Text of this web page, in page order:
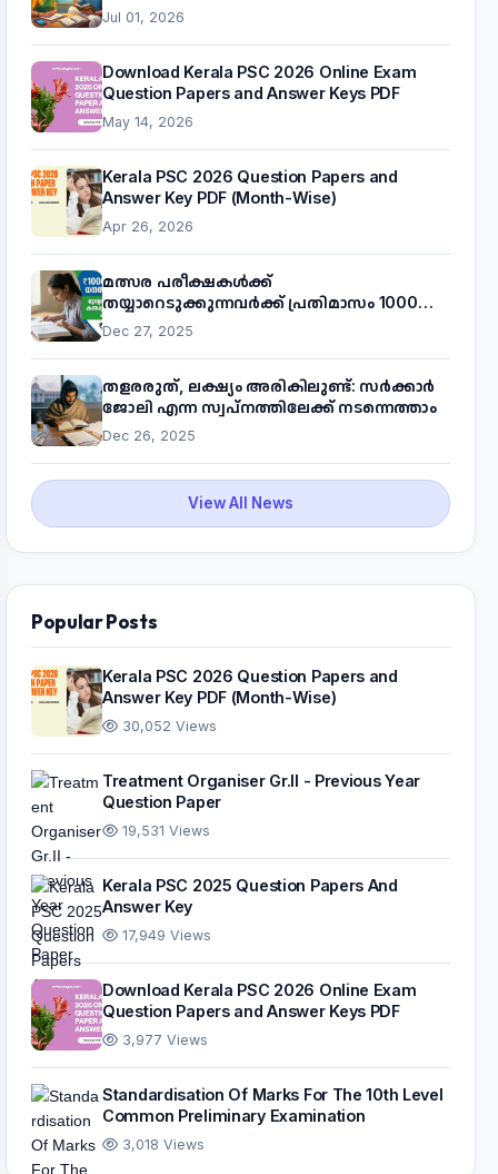
Jul 01, 2026
Download Kerala PSC 2026 Online Exam
Question Papers and Answer Keys PDF
May 14, 2026
Kerala PSC 2026 Question Papers and
Answer Key PDF (Month-Wise)
Apr 26, 2026
മത്സര പരീക്ഷകൾക്ക്
തയ്യാറെടുക്കുന്നവർക്ക് പ്രതിമാസം 1000
രൂപ! മുഖ്യമന്ത്രിയുടെ 'കണക്ട് ടു വർക്ക്'
പദ്ധതിയെക്കുറിച്ച് അറിയാം
Dec 27, 2025
തളരരുത്, ലക്ഷ്യം അരികിലുണ്ട്: സർക്കാർ
ജോലി എന്ന സ്വപ്നത്തിലേക്ക് നടന്നെത്താം
Dec 26, 2025
View All News
Popular Posts
Kerala PSC 2026 Question Papers and
Answer Key PDF (Month-Wise)
30,052 Views
Treatment Organiser Gr.II - Previous Year
Question Paper
19,531 Views
Kerala PSC 2025 Question Papers And
Answer Key
17,949 Views
Download Kerala PSC 2026 Online Exam
Question Papers and Answer Keys PDF
3,977 Views
Standardisation Of Marks For The 10th Level
Common Preliminary Examination
3,018 Views